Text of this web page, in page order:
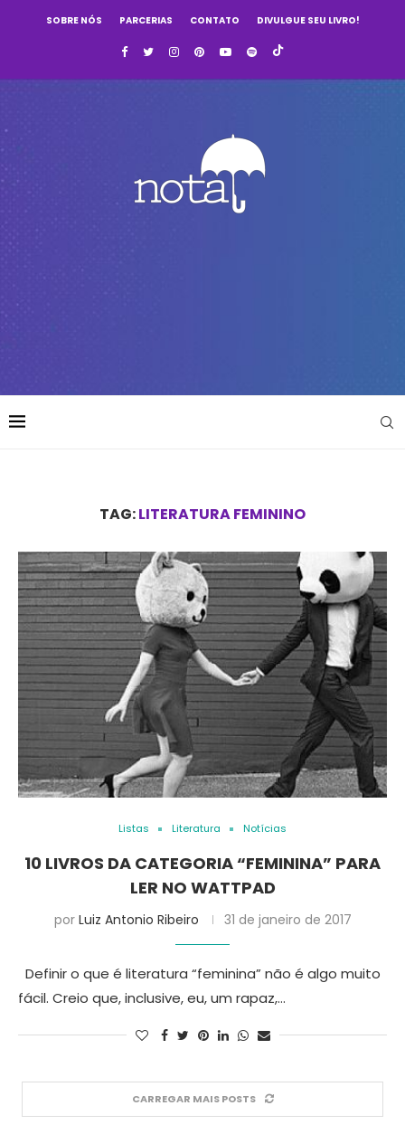
SOBRE NÓS PARCERIAS CONTATO DIVULGUE SEU LIVRO!
TAG:LITERATURA FEMININO
Listas Literatura Notícias
10 LIVROS DA CATEGORIA “FEMININA” PARA
LER NO WATTPAD
por Luiz Antonio Ribeiro 31 de janeiro de 2017
Definir o que é literatura “feminina” não é algo muito
fácil. Creio que, inclusive, eu, um rapaz,…
CARREGAR MAIS POSTS